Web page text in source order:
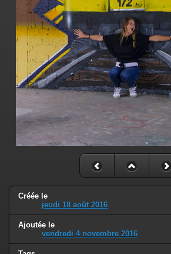
Créée le
jeudi 18 août 2016
Ajoutée le
vendredi 4 novembre 2016